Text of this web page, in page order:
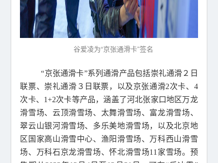
谷爱凌为“京张通滑卡”签名
“京张通滑卡”系列通滑产品包括崇礼通滑２日
联票、崇礼通滑３日联票，以及京张通滑2次卡、4
次卡、1+2次卡等产品，涵盖了河北张家口地区万龙
滑雪场、云顶滑雪场、太舞滑雪场、富龙滑雪场、
翠云山银河滑雪场、多乐美地滑雪场，以及北京地
区国家高山滑雪中心、渔阳滑雪场、万科西山滑雪
场、万科石京龙滑雪场、怀北滑雪场11家雪场。预